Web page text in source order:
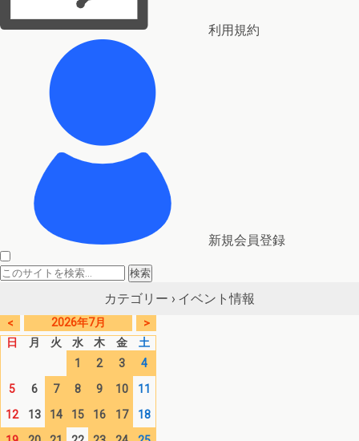
利用規約
新規会員登録
カテゴリー › イベント情報
< 2026年7月
>
日
月 火 水 木 金
土
1
2 3
4
5
6 7 8 9 10
11
12
13 14 15 16 17
18